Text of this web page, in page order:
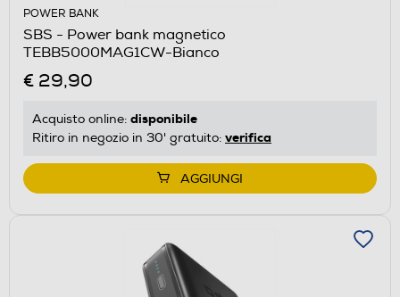
POWER BANK
SBS - Power bank magnetico
TEBB5000MAG1CW-Bianco
€ 29,90
Acquisto online: disponibile
Ritiro in negozio in 30' gratuito: verifica
AGGIUNGI